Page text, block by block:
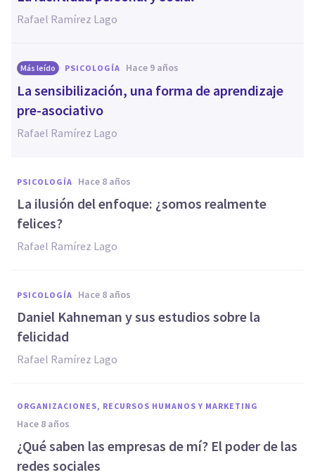
Rafael Ramírez Lago
Más leído PSICOLOGÍA hace 9 años
La sensibilización, una forma de aprendizaje
pre-asociativo
Rafael Ramírez Lago
PSICOLOGÍA hace 8 años
La ilusión del enfoque: ¿somos realmente
felices?
Rafael Ramírez Lago
PSICOLOGÍA hace 8 años
Daniel Kahneman y sus estudios sobre la
felicidad
Rafael Ramírez Lago
ORGANIZACIONES, RECURSOS HUMANOS Y MARKETING
hace 8 años
¿Qué saben las empresas de mí? El poder de las
redes sociales